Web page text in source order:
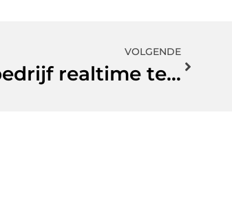
VOLGENDE
Waarom uw transportbedrijf realtime temperatuurcontrole nodig heeft